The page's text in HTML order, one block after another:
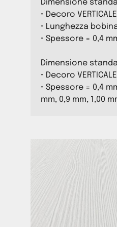
Dimensione
• Decoro
• Lunghezza
• Spessore = 0,4
Dimensione
• Decoro
• Spessore = 0,4
mm, 0,9 mm, 1,00